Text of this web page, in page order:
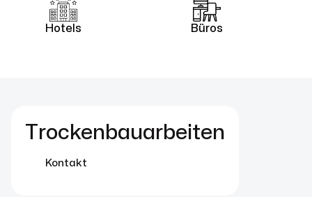
Hotels Büros
Trockenbauarbeiten
Kontakt